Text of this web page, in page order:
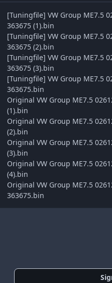
[Tuningfile] VW Group ME7.5
363675 (1).bin
[Tuningfile] VW Group ME7.5
363675 (2).bin
[Tuningfile] VW Group ME7.5
363675 (3).bin
[Tuningfile] VW Group ME7.5
363675.bin
Original VW Group ME7.5
(1).bin
Original VW Group ME7.5
(2).bin
Original VW Group ME7.5
(3).bin
Original VW Group ME7.5
(4).bin
Original VW Group ME7.5
363675.bin